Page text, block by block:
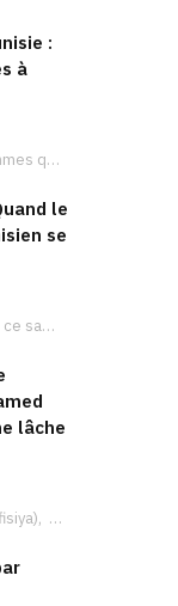
:
à
La Tunisie forme plus de femmes que d’hommes dans les filières scientifiques. Pourtant, pour beaucoup…
le
se
Le palais d’Ennejma Ezzahra, ce sanctuaire de la musique tunisienne et méditerranéenne construit par le…
lâche
Le cave de Hafisa (9abou 7afisiya), premier roman du journaliste tunisien Mohamed Amine Ben Hlel,…